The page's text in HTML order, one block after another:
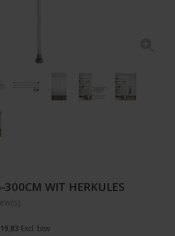
300CM WIT HERKULES
Excl. btw